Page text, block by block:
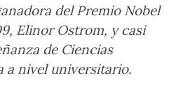
del Premio Nobel
Elinor Ostrom, y casi
de Ciencias
a nivel universitario.